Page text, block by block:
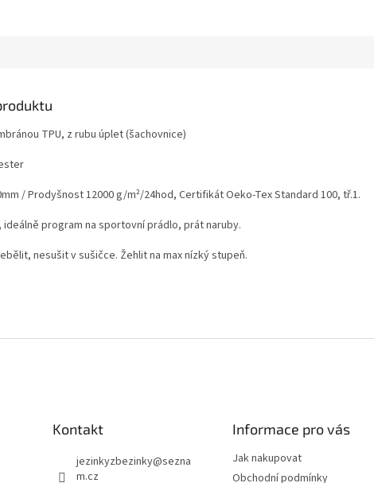
TPU, z rubu úplet (šachovnice)
/ Prodyšnost 12000 g/m²/24hod,Certifikát Oeko-Tex Standard 100, tř.1.
ideálně program na sportovní prádlo, prát naruby.
nesušit v sušičce. Žehlit na max nízký stupeň.
Kontakt
jezinkyzbezinky@sezna
m.cz
Informace pro vás
Jak nakupovat
Obchodní podmínky